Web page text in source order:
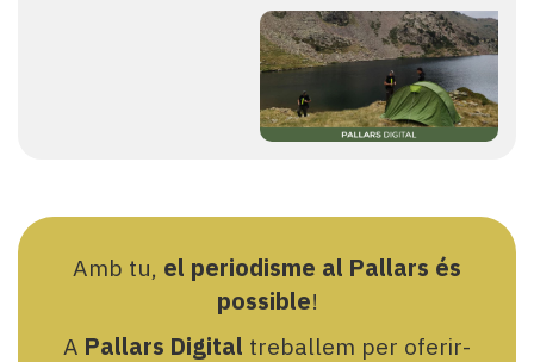
Amb tu, el periodisme al Pallars és
possible!
A Pallars Digital treballem per oferir-